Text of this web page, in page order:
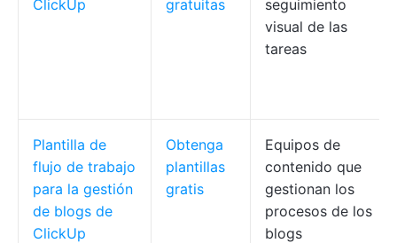
ClickUp
gratuitas
seguimiento
visual de las
tareas
Plantilla de
flujo de trabajo
para la gestión
de blogs de
ClickUp
Obtenga
plantillas
gratis
Equipos de
contenido que
gestionan los
procesos de los
blogs